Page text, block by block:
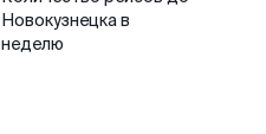
Новокузнецка в
неделю